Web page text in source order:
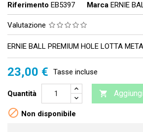
Riferimento EB5397 Marca ERNIE
Valutazione
ERNIE BALL PREMIUM HOLE LOTTA
23,00 € Tasse incluse
Quantità 
 Non disponibile